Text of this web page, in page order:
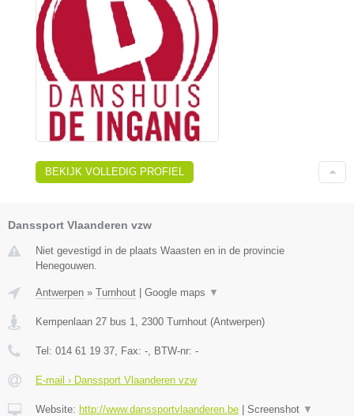
BEKIJK VOLLEDIG PROFIEL
Danssport Vlaanderen vzw
Niet gevestigd in de plaats Waasten en in de provincie
Henegouwen.
Antwerpen » Turnhout Google maps ▼
Kempenlaan 27 bus 1 2300 Turnhout (Antwerpen)
Tel: 014 61 19 37 , Fax: - , BTW-nr: -
E-mail › Danssport Vlaanderen vzw
Website: http://www.danssportvlaanderen.be Screenshot ▼